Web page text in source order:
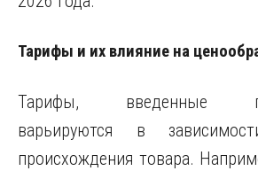
Тарифы и их влияние на
Тарифы, введенные
варьируются в
происхождения товара.